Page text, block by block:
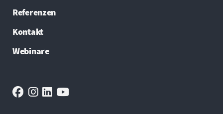
Referenzen
Kontakt
Webinare